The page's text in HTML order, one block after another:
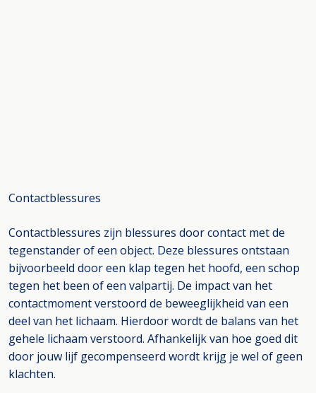
Contactblessures
Contactblessures zijn blessures door contact met de
tegenstander of een object. Deze blessures ontstaan
bijvoorbeeld door een klap tegen het hoofd, een schop
tegen het been of een valpartij. De impact van het
contactmoment verstoord de beweeglijkheid van een
deel van het lichaam. Hierdoor wordt de balans van het
gehele lichaam verstoord. Afhankelijk van hoe goed dit
door jouw lijf gecompenseerd wordt krijg je wel of geen
klachten.